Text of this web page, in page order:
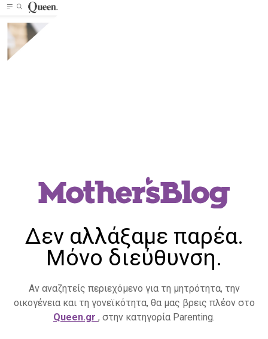
Δεν αλλάξαμε παρέα.
Μόνο διεύθυνση.
Αν αναζητείς περιεχόμενο για τη μητρότητα, την
οικογένεια και τη γονεϊκότητα, θα μας βρεις πλέον στο
Queen.gr , στην κατηγορία Parenting.